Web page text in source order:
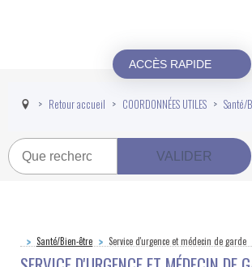
ACCÈS RAPIDE
Retour accueil COORDONNÉES UTILES Santé/
Recherche
VALIDER
Santé/Bien-être Service d'urgence et médecin de garde